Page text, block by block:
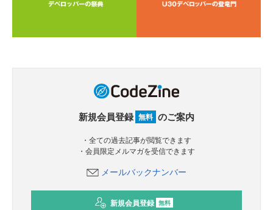
新規会員登録 無料 のご案内
・全ての過去記事が閲覧できます
・会員限定メルマガを受信できます
メールバックナンバー
新規会員登録 無料